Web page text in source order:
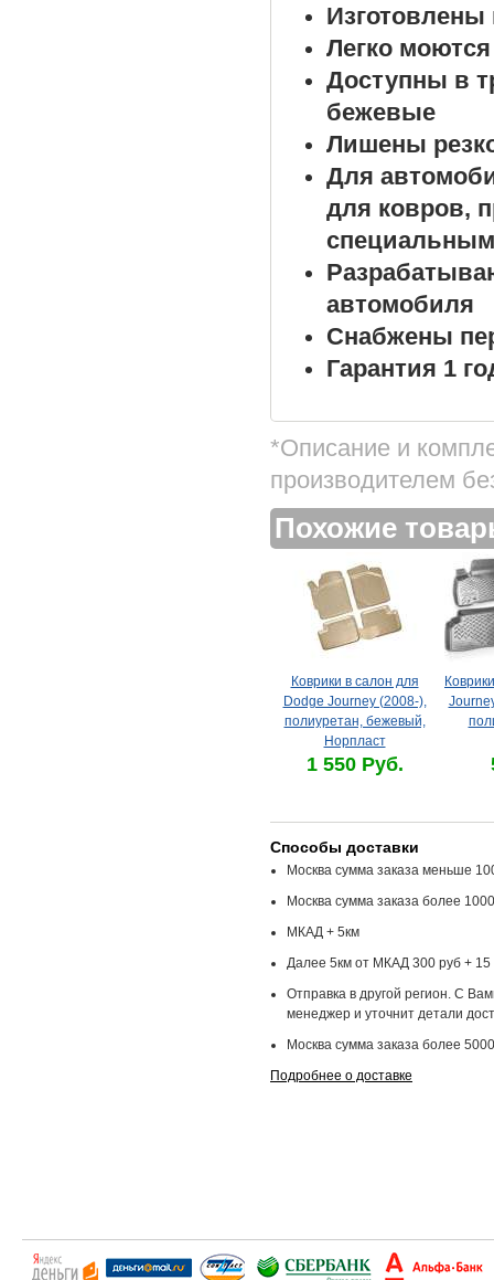
Изготовлены
Легко моются
Доступны в
бежевые
Лишены
Для
для ковров,
автомобиля
Снабжены
Гарантия 1
*Описание и
производителем
Похожие
Коврики в салон для
Dodge Journey (2008-),
полиуретан, бежевый,
Норпласт
1 550 Руб.
Способы доставки
Москва сумма заказа меньше
Москва сумма заказа более
МКАД + 5км
Далее 5км от МКАД 300 руб + 15
Отправка в другой регион. С
менеджер и уточнит детали
Москва сумма заказа более
Подробнее о доставке